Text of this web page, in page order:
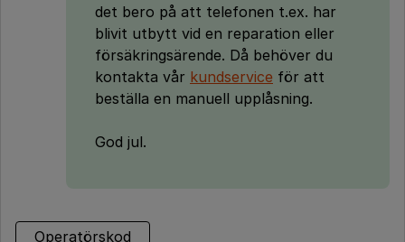
det bero på att telefonen t.ex. har
blivit utbytt vid en reparation eller
försäkringsärende. Då behöver du
kontakta vår kundservice för att
beställa en manuell upplåsning.
God jul.
Operatörskod